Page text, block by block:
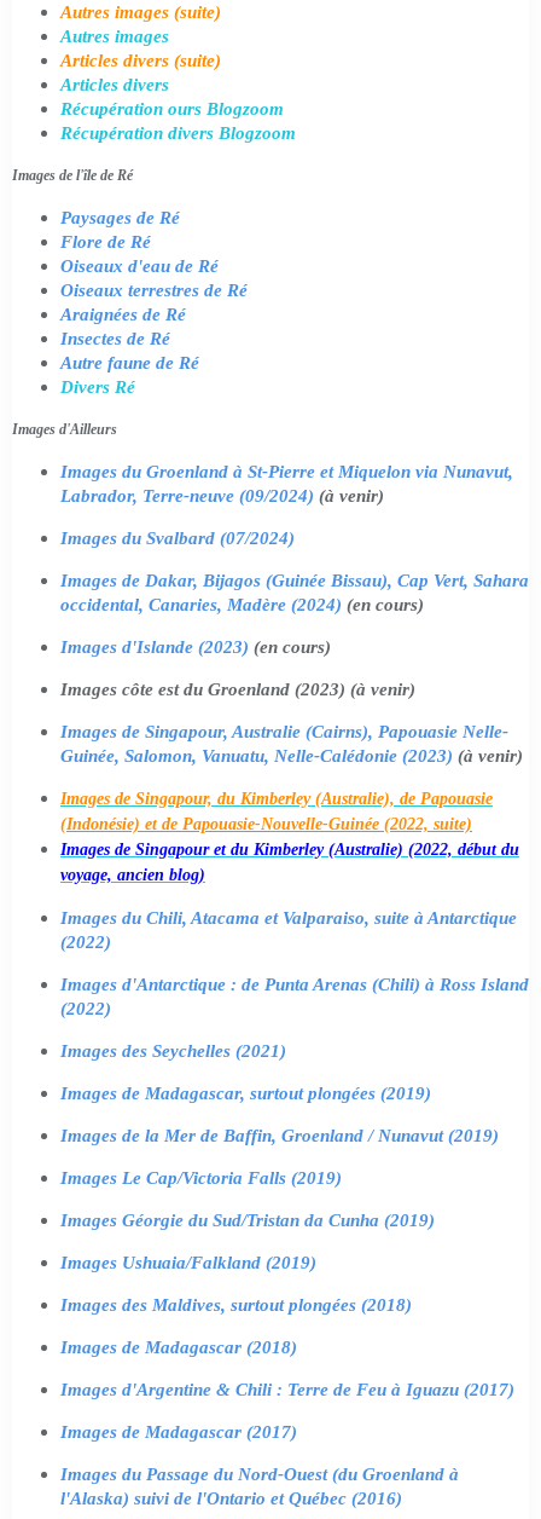
Autres images (suite)
Autres images
Articles divers (suite)
Articles divers
Récupération ours Blogzoom
Récupération divers Blogzoom
Images de l'île de Ré
Paysages de Ré
Flore de Ré
Oiseaux d'eau de Ré
Oiseaux terrestres de Ré
Araignées de Ré
Insectes de Ré
Autre faune de Ré
Divers Ré
Images d'Ailleurs
Images du Groenland à St-Pierre et Miquelon via Nunavut,
Labrador, Terre-neuve (09/2024) (à venir)
Images du Svalbard (07/2024)
Images de Dakar, Bijagos (Guinée Bissau), Cap Vert, Sahara
occidental, Canaries, Madère (2024) (en cours)
Images d'Islande (2023) (en cours)
Images côte est du Groenland (2023) (à venir)
Images de Singapour, Australie (Cairns), Papouasie Nelle-
Guinée, Salomon, Vanuatu, Nelle-Calédonie (2023) (à venir)
Images de Singapour, du Kimberley (Australie), de Papouasie
(Indonésie) et de Papouasie-Nouvelle-Guinée (2022, suite)
Images de Singapour et du Kimberley (Australie) (2022, début du
voyage, ancien blog)
Images du Chili, Atacama et Valparaiso, suite à Antarctique
(2022)
Images d'Antarctique : de Punta Arenas (Chili) à Ross Island
(2022)
Images des Seychelles (2021)
Images de Madagascar, surtout plongées (2019)
Images de la Mer de Baffin, Groenland / Nunavut (2019)
Images Le Cap/Victoria Falls (2019)
Images Géorgie du Sud/Tristan da Cunha (2019)
Images Ushuaia/Falkland (2019)
Images des Maldives, surtout plongées (2018)
Images de Madagascar (2018)
Images d'Argentine & Chili : Terre de Feu à Iguazu (2017)
Images de Madagascar (2017)
Images du Passage du Nord-Ouest (du Groenland à
l'Alaska) suivi de l'Ontario et Québec (2016)